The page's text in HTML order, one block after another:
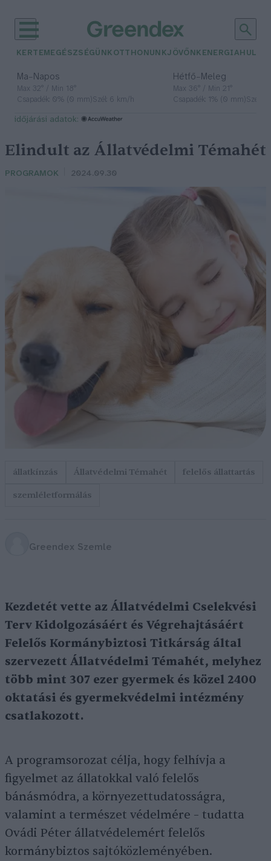
KERTEM EGÉSZSÉGÜNK OTTHONUNKJÖVŐNK ENERGIA
Ma– Napos
Max 32° / Min 18°
Csapadék: 0% (0 mm)Szél: 6 km/h
Hétfő– Meleg
Max 36° / Min 21°
Csapadék: 1% (0 mm)Szél: 7
időjárási adatok:
Elindult az Állatvédelmi Témahét
PROGRAMOK 2024.09.30
állatkínzás Állatvédelmi Témahét
felelős állattartás
szemléletformálás
Greendex Szemle
Kezdetét vette az Állatvédelmi Cselekvési
Terv Kidolgozásáért és Végrehajtásáért
Felelős Kormánybiztosi Titkárság által
szervezett Állatvédelmi Témahét, melyhez
több mint 307 ezer gyermek és közel 2400
oktatási és gyermekvédelmi intézmény
csatlakozott.
A programsorozat célja, hogy felhívja a
figyelmet az állatokkal való felelős
bánásmódra, a környezettudatosságra,
valamint a természet védelmére – tudatta
Ovádi Péter állatvédelemért felelős
kormánybiztos sajtóközleményében.